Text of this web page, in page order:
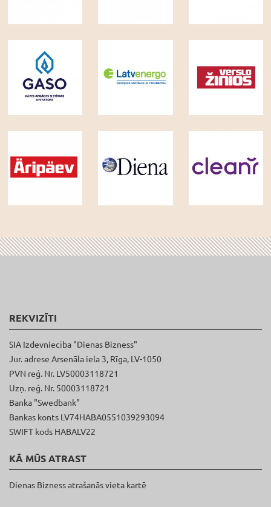
REKVIZĪTI
SIA Izdevniecība "Dienas Bizness"
Jur. adrese Arsenāla iela 3, Rīga, LV-1050
PVN reģ. Nr. LV50003118721
Uzņ. reģ. Nr. 50003118721
Banka "Swedbank"
Bankas konts LV74HABA0551039293094
SWIFT kods HABALV22
KĀ MŪS ATRAST
Dienas Bizness atrašanās vieta kartē